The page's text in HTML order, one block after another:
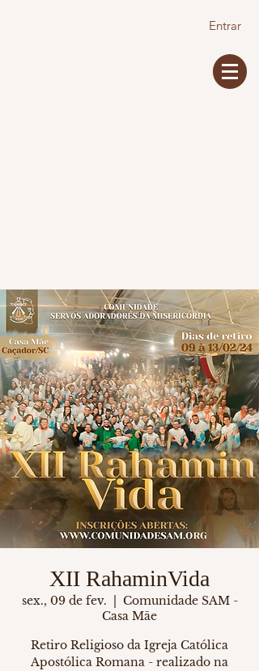
Entrar
XII RahaminVida
sex., 09 de fev.
Comunidade SAM -
Casa Mãe
Retiro Religioso da Igreja Católica
Apostólica Romana - realizado na